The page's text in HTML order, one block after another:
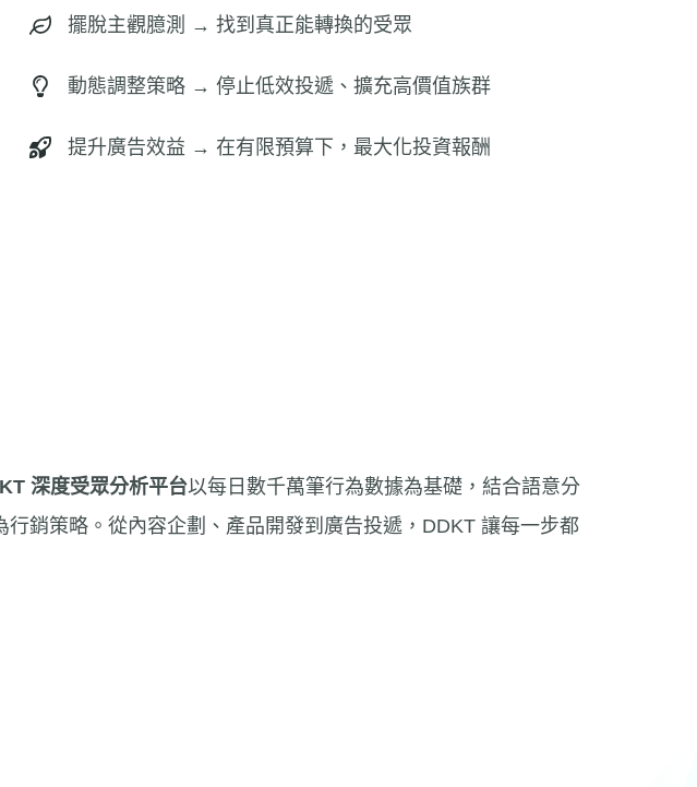
擺脫主觀臆測 → 找到真正能轉換的受眾
動態調整策略 → 停止低效投遞、擴充高價值族群
提升廣告效益 → 在有限預算下，最大化投資報酬
深度受眾分析平台以每日數千萬筆行為數據為基礎，結合語意分
銷策略。從內容企劃、產品開發到廣告投遞，DDKT 讓每一步都